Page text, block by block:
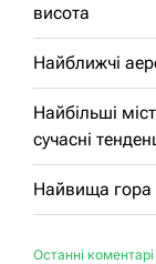
висота
Найближчі
Найбільші
сучасні
Найвища гора
Останні коментарі